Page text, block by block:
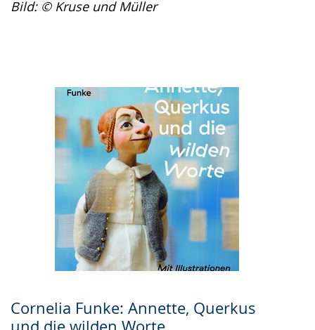
Bild: © Kruse und Müller
Cornelia Funke: Annette, Querkus